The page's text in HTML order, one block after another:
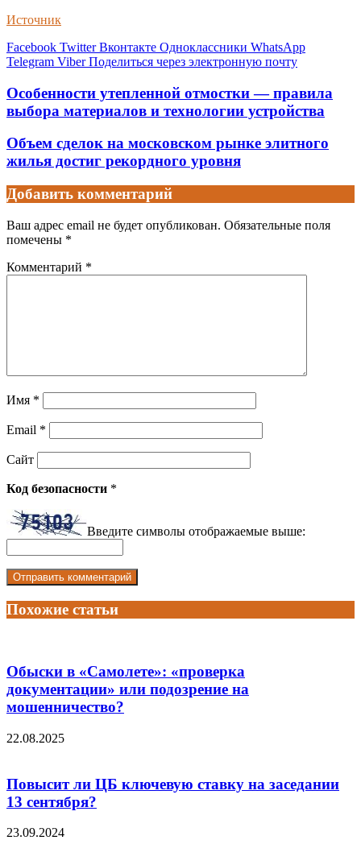
Источник
Facebook Twitter Вконтакте Одноклассники WhatsApp
Telegram Viber Поделиться через электронную почту
Особенности утепленной отмостки — правила
выбора материалов и технологии устройства
Объем сделок на московском рынке элитного
жилья достиг рекордного уровня
Добавить комментарий
Ваш адрес email не будет опубликован. Обязательные поля
помечены *
Комментарий *
Имя *
Email *
Сайт
Код безопасности *
Введите символы отображаемые выше:
Похожие статьи
Обыски в «Самолете»: «проверка
документации» или подозрение на
мошенничество?
22.08.2025
Повысит ли ЦБ ключевую ставку на заседании
13 сентября?
23.09.2024